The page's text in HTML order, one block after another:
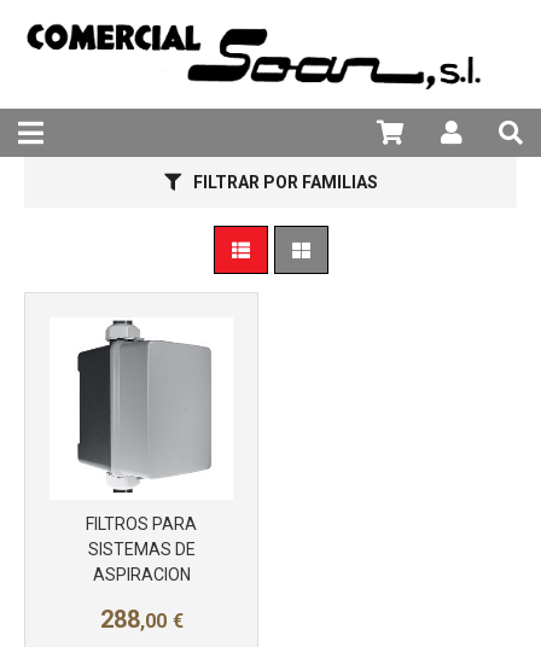
FILTRAR POR FAMILIAS
FILTROS PARA
SISTEMAS DE
ASPIRACION
288,00 €
Más info
Más info